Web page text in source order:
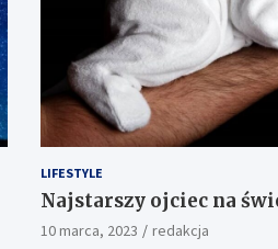
LIFESTYLE
Najstarszy ojciec na
10 marca, 2023
redakcja